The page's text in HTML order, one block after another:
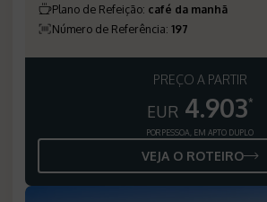
Plano de Refeição: café da manhã
Número de Referência: 197
PREÇO A PARTIR
EUR 4.903*
POR PESSOA, EM APTO DUPLO
VEJA O ROTEIRO